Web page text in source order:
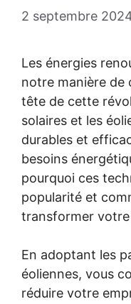
2 septembre
Les énergies
notre manière de
tête de cette
solaires et les
durables et
besoins
pourquoi ces
popularité et
transformer
En adoptant les
éoliennes, vous
réduire votre